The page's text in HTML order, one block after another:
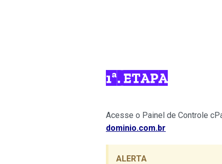
1ª. ETAPA
Acesse o Painel de Controle
dominio.com.br
ALERTA